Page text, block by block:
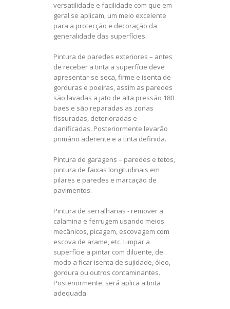
versatilidade e facilidade com que em
geral se aplicam, um meio excelente
para a protecção e decoração da
generalidade das superfícies.
Pintura de paredes exteriores – antes
de receber a tinta a superfície deve
apresentar-se seca, firme e isenta de
gorduras e poeiras, assim as paredes
são lavadas a jato de alta pressão 180
baes e são reparadas as zonas
fissuradas, deterioradas e
danificadas. Posteriormente levarão
primário aderente e a tinta definida.
Pintura de garagens – paredes e tetos,
pintura de faixas longitudinais em
pilares e paredes e marcação de
pavimentos.
Pintura de serralharias - remover a
calamina e ferrugem usando meios
mecânicos, picagem, escovagem com
escova de arame, etc. Limpar a
superfície a pintar com diluente, de
modo a ficar isenta de sujidade, óleo,
gordura ou outros contaminantes.
Posteriormente, será aplica a tinta
adequada.